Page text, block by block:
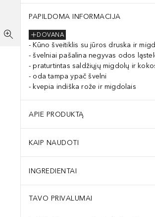
PAPILDOMA INFORMACIJA
DOVANA
Kūno šveitiklis su jūros druska ir
švelniai pašalina negyvas odos
praturtintas saldžiųjų migdolų ir
oda tampa ypač švelni
kvepia indiška rože ir migdolais
APIE PRODUKTĄ
KAIP NAUDOTI
INGREDIENTAI
TAVO PRIVALUMAI